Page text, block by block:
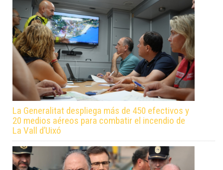
La Generalitat despliega más de 450 efectivos y
20 medios aéreos para combatir el incendio de
La Vall d’Uixó